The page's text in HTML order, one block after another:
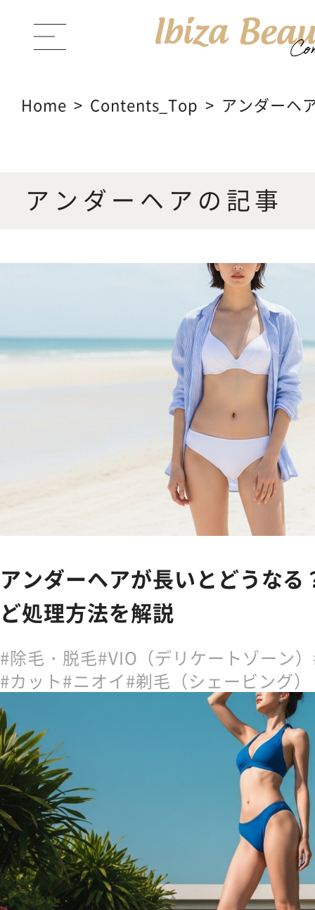
PRODUCTS 商品一覧
コンテンツサイト
Feminine Careフェムケア
ボディケア
SHOPPING GUIDEショッピ
FAQよくあるご質問
CONTACTお問い合わせ
Home Contents_Top アンダーヘ
アンダーヘアの記事
アンダーヘアが長いとどうな
ど処理方法を解説
除毛・脱毛 VIO（デリケートゾーン）
カット
ニオイ 剃毛（シェービング）